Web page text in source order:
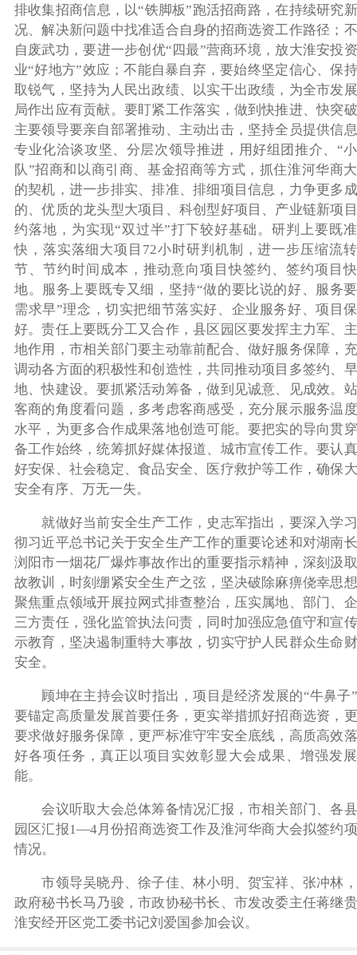
排收集招商信息，以“铁脚板”跑活招商路，在持续研究
况、解决新问题中找准适合自身的招商选资工作路径；
自废武功，要进一步创优“四最”营商环境，放大淮安投
业“好地方”效应；不能自暴自弃，要始终坚定信心、保
取锐气，坚持为人民出政绩、以实干出政绩，为全市发
局作出应有贡献。要盯紧工作落实，做到快推进、快突
主要领导要亲自部署推动、主动出击，坚持全员提供信
专业化洽谈攻坚、分层次领导推进，用好组团推介、“
队”招商和以商引商、基金招商等方式，抓住淮河华商
的契机，进一步排实、排准、排细项目信息，力争更多
的、优质的龙头型大项目、科创型好项目、产业链新项
约落地，为实现“双过半”打下较好基础。研判上要既
快，落实落细大项目72小时研判机制，进一步压缩流
节、节约时间成本，推动意向项目快签约、签约项目
地。服务上要既专又细，坚持“做的要比说的好、服务
需求早”理念，切实把细节落实好、企业服务好、项目
好。责任上要既分工又合作，县区园区要发挥主力军、
地作用，市相关部门要主动靠前配合、做好服务保障，
调动各方面的积极性和创造性，共同推动项目多签约、
地、快建设。要抓紧活动筹备，做到见诚意、见成效。
客商的角度看问题，多考虑客商感受，充分展示服务温
水平，为更多合作成果落地创造可能。要把实的导向贯
备工作始终，统筹抓好媒体报道、城市宣传工作。要认
好安保、社会稳定、食品安全、医疗救护等工作，确保
安全有序、万无一失。
就做好当前安全生产工作 ， 史志军指出 ， 要深入学
彻习近平总书记关于安全生产工作的重要论述和对湖南
浏阳市一烟花厂爆炸事故作出的重要指示精神，深刻汲
故教训，时刻绷紧安全生产之弦，坚决破除麻痹侥幸思
聚焦重点领域开展拉网式排查整治，压实属地、部门、
三方责任，强化监管执法问责，同时加强应急值守和宣
示教育，坚决遏制重特大事故，切实守护人民群众生命
安全。
顾坤在主持会议时指出，项目是经济发展的“牛鼻子
要锚定高质量发展首要任务，更实举措抓好招商选资，
要求做好服务保障，更严标准守牢安全底线，高质高效
好各项任务，真正以项目实效彰显大会成果、增强发
能。
会议听取大会总体筹备情况汇报，市相关部门、各
园区汇报1—4月份招商选资工作及淮河华商大会拟签约
情况。
市领导吴晓丹、徐子佳、林小明、贺宝祥、张冲林
政府秘书长马乃骏，市政协秘书长、市发改委主任蒋继
淮安经开区党工委书记刘爱国参加会议。